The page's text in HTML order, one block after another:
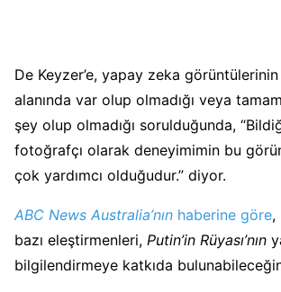
De Keyzer’e, yapay zeka
alanında var olup olmadığı veya
şey olup olmadığı sorulduğunda,
fotoğrafçı olarak deneyimimin bu
çok yardımcı olduğudur.” diyor.
ABC News Australia’nın haberine göre,
bazı eleştirmenleri, Putin’in Rüyası’nın
bilgilendirmeye katkıda